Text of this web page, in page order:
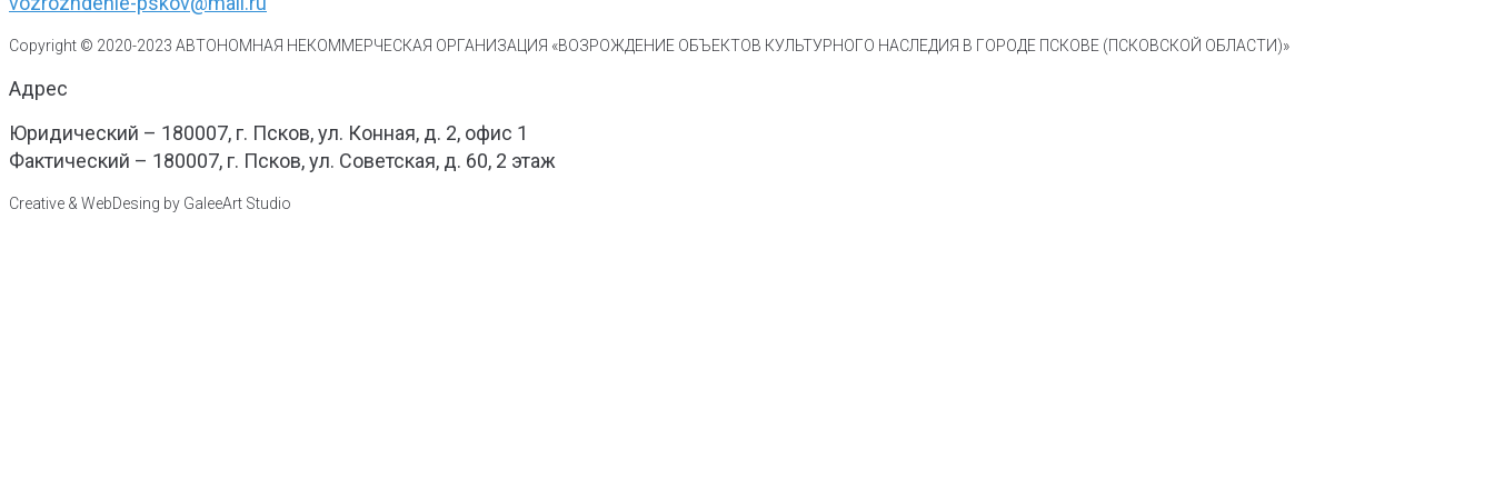
Copyright © 2020-2023 АВТОНОМНАЯ НЕКОММЕРЧЕСКАЯ ОРГАНИЗАЦИЯ «ВОЗРОЖДЕНИЕ ОБЪЕКТОВ КУЛЬТУРНОГО НАСЛЕДИЯ В ГОРОДЕ ПСКОВЕ (ПСКОВСКОЙ ОБЛАСТИ)»
Адрес
Юридический – 180007, г. Псков, ул. Конная, д. 2, офис 1
Фактический – 180007, г. Псков, ул. Советская, д. 60, 2 этаж
Creative & WebDesing by GaleeArt Studio